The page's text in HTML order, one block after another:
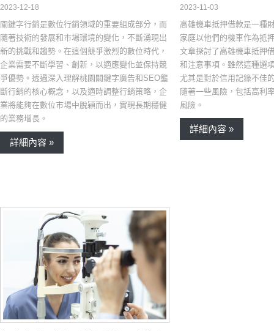
2023-12-18
關鍵字行銷是數位行銷領域的重要組成部分，而
隨著技術的發展和市場環境的變化，不斷湧現出
新的挑戰和趨勢。在這個競爭激烈的數位時代，
企業需要不斷學習、創新，以適應變化並保持競
爭優勢。透過深入理解桃園關鍵字廣告和SEO壟
斷行銷的核心概念，以及適時調整行銷策略，企
業將能夠在數位市場中脫穎而出，實現長期穩健
的業務增長。
詳細內容 »
2023-11-03
高雄機車抵押借款是一種
家庭以他們的機車作為抵
文章探討了高雄機車抵押
和注意事項。雖然這種選
尤其是對於信用記錄不佳
隨著一些風險，包括高利
風險。
詳細內容 »